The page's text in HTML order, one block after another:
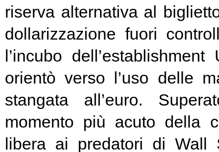
riserva alternativa al
dollarizzazione fuori
l’incubo
orientò verso l’uso delle
stangata all’euro.
momento più acuto della
libera ai predatori di Wall